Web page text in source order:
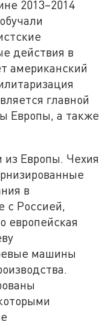
2013–2014
действия в
американский
главной
Европы, а также
из Европы. Чехия
в
с Россией,
европейская
машины